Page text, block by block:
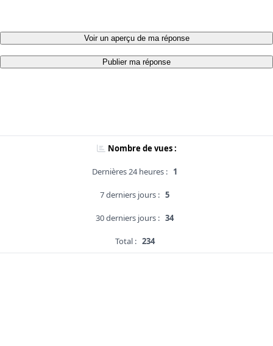
Voir un aperçu de ma réponse
Publier ma réponse
Nombre de vues :
Dernières 24 heures : 1
7 derniers jours : 5
30 derniers jours : 34
Total : 234